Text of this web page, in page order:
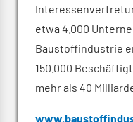
etwa 4.000
Baustoffindustrie
150.000
mehr als 40